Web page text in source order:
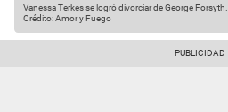
Vanessa Terkes se logró divorciar de George Forsyth.
Crédito: Amor y Fuego